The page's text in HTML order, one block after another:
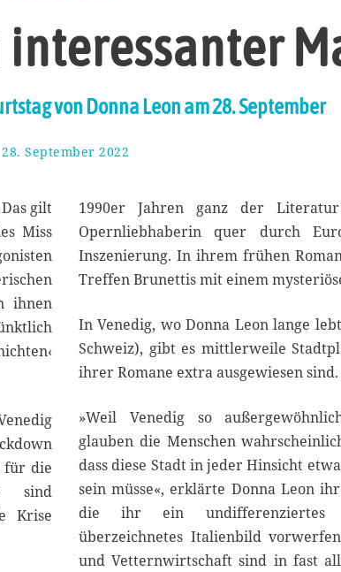
von Donna Leon am 28. September
28. September 2022
t
o
b
e
0
2
gilt
Miss
ihnen
für die
sind
Krise
1990er Jahren ganz der
Opernliebhaberin quer durch
Inszenierung. In ihrem frühen
Treffen Brunettis mit einem
In Venedig, wo Donna Leon lange
Schweiz), gibt es mittlerweile
ihrer Romane extra ausgewiesen sind.
»Weil Venedig so
glauben die Menschen
dass diese Stadt in jeder Hinsicht
sein müsse«, erklärte Donna Leon
die ihr ein undifferenziertes
überzeichnetes Italienbild
und Vetternwirtschaft sind in fast